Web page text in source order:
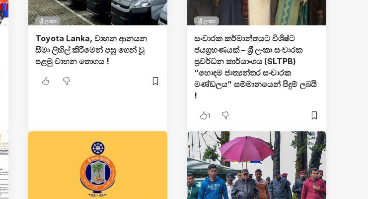
ශ්‍රී ලංකා
Toyota Lanka, වාහන ආනයන
සීමා ලිහිල් කිරීමෙන් පසු ගෙන් වූ
පළමු වාහන තොගය !
ශ්‍රී ලංකා
සංචාරක කර්මාන්තයට විශිෂ්ට
ජයග්‍රහණයක් – ශ්‍රී ලංකා සංචාරක
ප්‍රවර්ධන කාර්යාංශය (SLTPB)
“හොඳම ජාත්‍යන්තර සංචාරක
මණ්ඩලය” සම්මානයෙන් පිදුම් ලබයි
!
1